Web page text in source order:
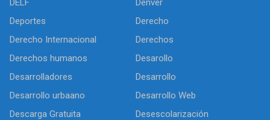
DELF
Denver
Deportes
Derecho
Derecho Internacional
Derechos
Derechos humanos
Desarollo
Desarrolladores
Desarrollo
Desarrollo urbaano
Desarrollo Web
Descarga Gratuita
Desescolarización